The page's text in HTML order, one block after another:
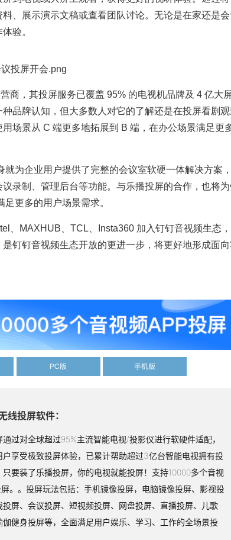
、展示演示文稿或查看团队讨论。无论是在家还是会
验。
商，其投屏服务已覆盖 95% 的电视机品牌及 4 亿大
品牌认知，但大多数人对它的了解还是在投屏看剧
场景从 C 端更多地拓展到 B 端，在办公场景满足更
为企业用户提供了完整的会议室软硬一体解决方案
录制、管理后台等功能。与乐播投屏的合作，也将
更多的用户场景需求。
、MAXHUB、TCL、Insta360 加入钉钉音视频生态
钉钉音视频生态开放的更进一步，将更好地形成面向
PC版 手机版
线投屏软件：
通过对全球超过95%主流智能电视/投影仪进行软硬件适配，
户享受极致投屏体验，已累计帮助超过3亿台智能电视拥有投
只要装了乐播投屏，你的电视就能投屏！支持10000多个音视
屏。。投屏玩法包括：手机镜像投屏，电脑镜像投屏、影视投
投屏、会议投屏、短视频投屏、网盘投屏、直播投屏、儿歌
伽健身投屏等，全面满足用户娱乐、学习、工作的全场景投